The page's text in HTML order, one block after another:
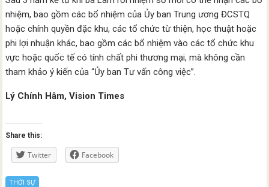
nhiệm, bao gồm các bổ nhiệm của Ủy ban Trung ương ĐCSTQ
hoặc chính quyền đặc khu, các tổ chức từ thiện, học thuật hoặc
phi lợi nhuận khác, bao gồm các bổ nhiệm vào các tổ chức khu
vực hoặc quốc tế có tính chất phi thương mại, mà không cần
tham khảo ý kiến ​​của “Ủy ban Tư vấn công việc”.
Lý Chính Hâm, Vision Times
Share this:
Twitter Facebook
THỜI SỰ